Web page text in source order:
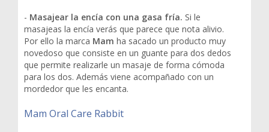
- Masajear la encía con una gasa fría. Si le
masajeas la encía verás que parece que nota alivio.
Por ello la marca Mam ha sacado un producto muy
novedoso que consiste en un guante para dos dedos
que permite realizarle un masaje de forma cómoda
para los dos. Además viene acompañado con un
mordedor que les encanta.
Mam Oral Care Rabbit